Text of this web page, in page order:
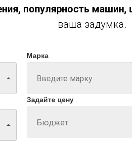
популярность машин,
ваша задумка.
Марка
Задайте цену